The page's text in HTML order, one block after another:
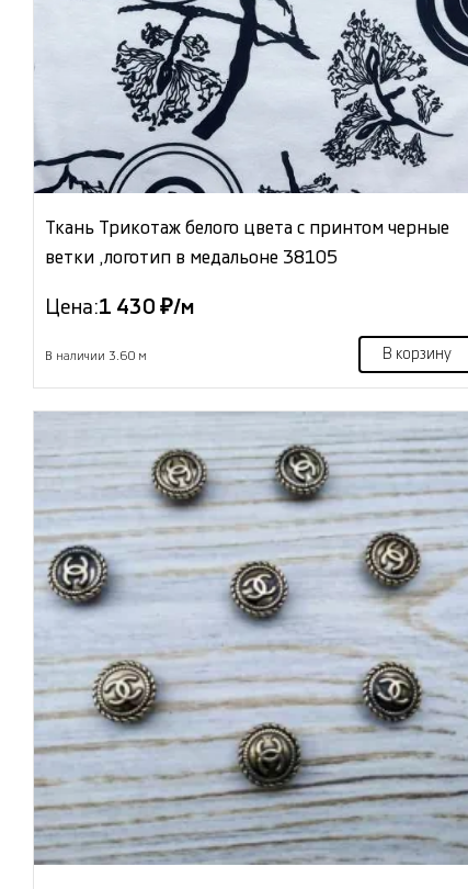
Ткань Трикотаж белого цвета с принтом черные
ветки ,логотип в медальоне 38105
Цена:1 430 ₽/м
В наличии 3.60 м В корзину